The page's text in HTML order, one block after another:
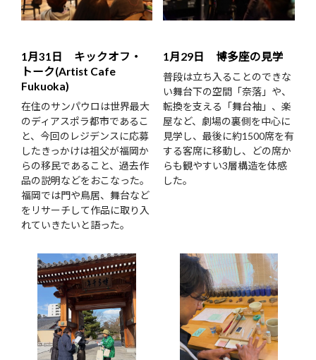
1月31日 キックオフ・
トーク(Artist Cafe
Fukuoka)
在住のサンパウロは世界最大
のディアスポラ都市であるこ
と、今回のレジデンスに応募
したきっかけは祖父が福岡か
らの移民であること、過去作
品の説明などをおこなった。
福岡では門や鳥居、舞台など
をリサーチして作品に取り入
れていきたいと語った。
1月29日 博多座の見学
普段は立ち入ることのできな
い舞台下の空間「奈落」や、
転換を支える「舞台袖」、楽
屋など、劇場の裏側を中心に
見学し、最後に約1500席を有
する客席に移動し、どの席か
らも観やすい3層構造を体感
した。